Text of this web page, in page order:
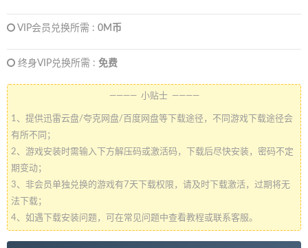
VIP会员兑换所需 : 0M币
终身VIP兑换所需 : 免费
———— 小贴士 ————
1、提供迅雷云盘/夸克网盘/百度网盘等下载途径，不同游戏下载途径会
有所不同；
2、游戏安装时需输入下方解压码或激活码，下载后尽快安装，密码不定
期变动；
3、非会员单独兑换的游戏有7天下载权限，请及时下载激活，过期将无
法下载；
4、如遇下载安装问题，可在常见问题中查看教程或联系客服。